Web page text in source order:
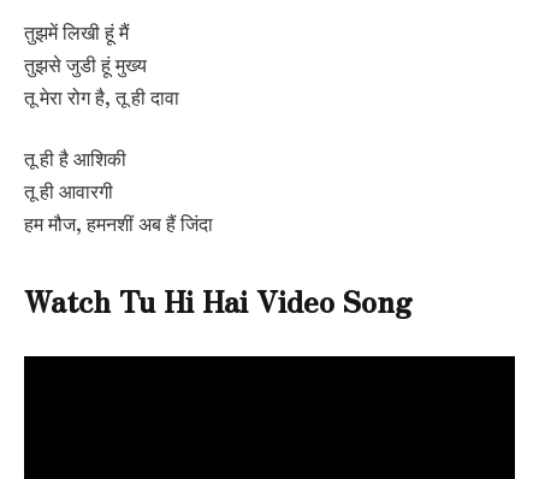
तुझमें लिखी हूं मैं
तुझसे जुडी हूं मुख्य
तू मेरा रोग है, तू ही दावा
तू ही है आशिकी
तू ही आवारगी
हम मौज, हमनशीं अब हैं जिंदा
Watch Tu Hi Hai Video Song